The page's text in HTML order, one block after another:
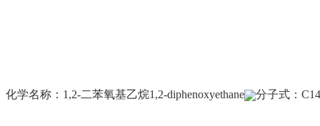
化学名称：1,2-二苯氧基乙烷1,2-diphenoxyethane 分子式：